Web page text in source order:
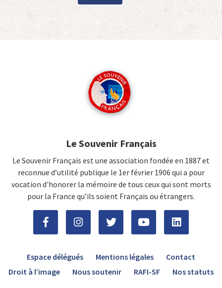
Le Souvenir Français
Le Souvenir Français est une association fondée en 1887 et
reconnue d’utilité publique le 1er février 1906 qui a pour
vocation d'honorer la mémoire de tous ceux qui sont morts
pour la France qu’ils soient Français ou étrangers.
Espace délégués Mentions légales
Contact
Droit à l’image
Nous soutenir RAFI-SF Nos statuts